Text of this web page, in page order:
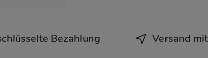
Bezahlung Versand